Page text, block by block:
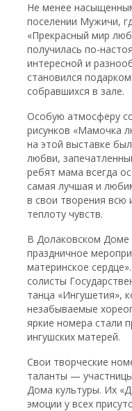
Не менее
поселении Мужичи,
«Прекрасный мир
получилась по-
интересной и
становился
собравшихся в зале.
Особую атмосферу
рисунков «Мамочка
на этой выставке
любви,
ребят мама всегда
самая лучшая и
в свои творения всю
теплоту чувств.
В Долаковском Доме
праздничное
материнское
солисты
танца «Ингушетия»,
незабываемые
яркие номера стали
ингушских матерей.
Свои творческие
таланты —
Дома культуры. Их
эмоции у всех